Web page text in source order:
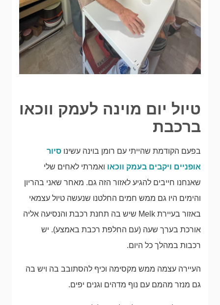
טיול יום מוינה לעמק ווכאו
ברכבת
בפעם הקודמת שהייתי עם רומן בוינה עשינו סיור
אופניים ויקבים בעמק ווכאו ואמרתי לאחים שלי
שאנחנו חייבים להגיע לאזור הזה גם. מאחר שאני בהריון
והימים היו גם ממש חמים החלטנו שנעשה טיול עצמאי
באזור בעיירת Melk שיש בה תחנת רכבת והנסיעה אליה
אורכת בערך שעה (עם החלפת רכבת באמצע). יש
רכבות במהלך כל היום.
העיירה עצמה ממש מקסימה וכיף להסתובב בה ויש בה
גם מנזר מהמם עם נוף מדהים וגנים יפים.